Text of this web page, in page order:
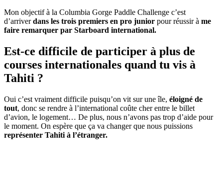
Mon objectif à la Columbia Gorge Paddle Challenge c’est
d’arriverdans les trois premiers en pro junior pour réussir à me
faire remarquer par Starboard international.
Est-ce difficile de participer à plus de
courses internationales quand tu vis à
Tahiti ?
Oui c’est vraiment difficile puisqu’on vit sur une île, éloigné de
tout, donc se rendre à l’international coûte cher entre le billet
d’avion, le logement… De plus, nous n’avons pas trop d’aide pour
le moment. On espère que ça va changer que nous puissions
représenter Tahiti à l’étranger.